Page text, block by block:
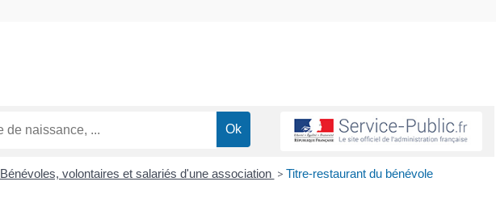
Bénévoles, volontaires et salariés d'une association > Titre-restaurant du bénévole